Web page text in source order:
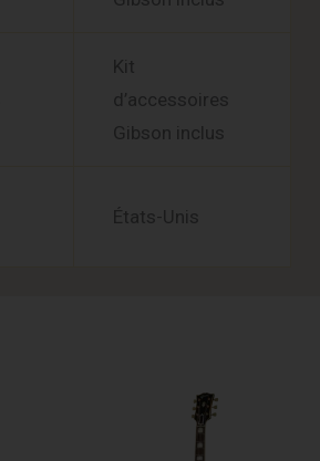
Kit
d’accessoires
Gibson inclus
États-Unis